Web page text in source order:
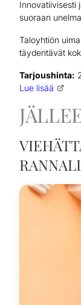
Innovatiivisesti
suoraan
Taloyhtiön
täydentävät
Tarjoushinta:
Lue lisää